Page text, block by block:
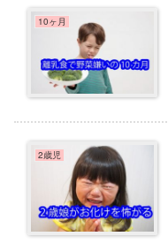
10ヶ月
2歳児